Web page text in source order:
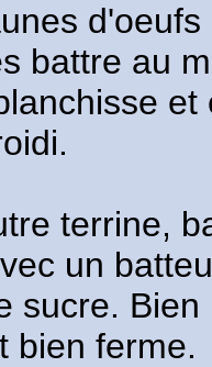
battre au
terrine,
un
sucre.
bien ferme.